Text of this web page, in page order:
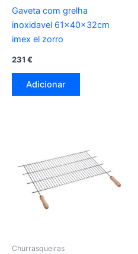
Gaveta com grelha
inoxidavel 61x40x32cm
imex el zorro
231 €
Adicionar
Churrasqueiras